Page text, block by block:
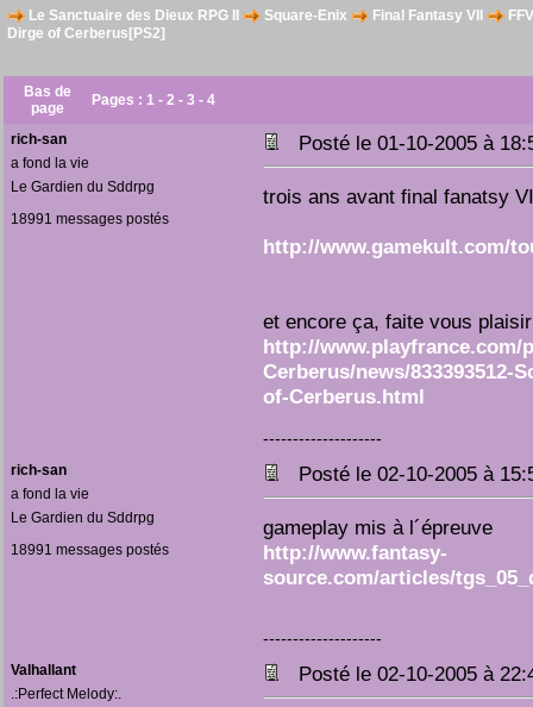
Le Sanctuaire des Dieux RPG II Square-Enix Final Fantasy VII
Dirge of Cerberus[PS2]
Bas de
page
Pages : 1 - 2 - 3 - 4
rich-san
a fond la vie
Le Gardien du Sddrpg
18991 messages postés
Posté le 01-10-2005 à
trois ans avant final fanatsy
http://www.gamekult.com/
et encore ça, faite vous plaisir
http://www.playfrance.com/
Cerberus/news/833393512-
of-Cerberus.html
--------------------
rich-san
a fond la vie
Le Gardien du Sddrpg
18991 messages postés
Posté le 02-10-2005 à
gameplay mis à l´épreuve
http://www.fantasy-
source.com/articles/
--------------------
Valhallant
.:Perfect Melody:.
Posté le 02-10-2005 à